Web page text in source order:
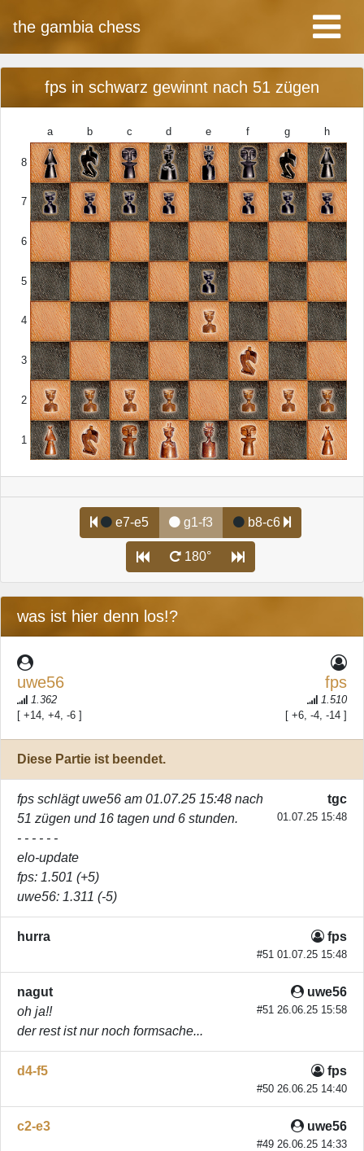
the gambia chess
fps in schwarz gewinnt nach 51 zügen
a b c d e f g h
8
7
6
5
4
3
2
1
e7-e5 g1-f3 b8-c6
180°
was ist hier denn los!?
uwe56
1.362
[ +14, +4, -6 ]
fps
1.510
[ +6, -4, -14 ]
Diese Partie ist beendet.
tgc
01.07.25 15:48
fps schlägtuwe56 am 01.07.25 15:48 nach
51 zügen und 16 tagen und 6 stunden.
- - - - - -
elo-update
fps: 1.501 (+5)
uwe56: 1.311 (-5)
fps
#51 01.07.25 15:48
hurra
uwe56
#51 26.06.25 15:58
nagut
oh ja!!
der rest ist nur noch formsache...
fps
#50 26.06.25 14:40
d4-f5
uwe56
#49 26.06.25 14:33
c2-e3